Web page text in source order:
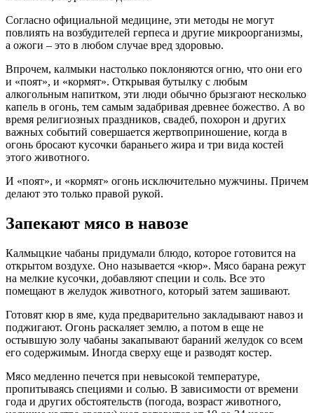
Согласно официальной медицине, эти методы не могут
повлиять на возбудителей герпеса и другие микроорганизмы,
а ожоги – это в любом случае вред здоровью.
Впрочем, калмыки настолько поклоняются огню, что они его
и «поят», и «кормят». Открывая бутылку с любым
алкогольным напитком, эти люди обычно брызгают несколько
капель в огонь, тем самым задабривая древнее божество. А во
время религиозных праздников, свадеб, похорон и других
важных событий совершается жертвоприношение, когда в
огонь бросают кусочки бараньего жира и три вида костей
этого животного.
И «поят», и «кормят» огонь исключительно мужчины. Причем
делают это только правой рукой.
Запекают мясо в навозе
Калмыцкие чабаны придумали блюдо, которое готовится на
открытом воздухе. Оно называется «кюр». Мясо барана режут
на мелкие кусочки, добавляют специи и соль. Все это
помещают в желудок животного, который затем зашивают.
Готовят кюр в яме, куда предварительно закладывают навоз и
поджигают. Огонь раскаляет землю, а потом в еще не
остывшую золу чабаны закапывают бараний желудок со всем
его содержимым. Иногда сверху еще и разводят костер.
Мясо медленно печется при невысокой температуре,
пропитываясь специями и солью. В зависимости от времени
года и других обстоятельств (погода, возраст животного,